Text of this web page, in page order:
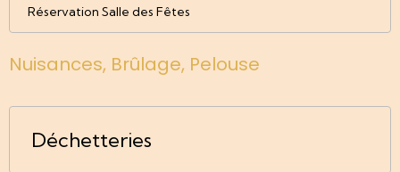
Réservation Salle des Fêtes
Nuisances, Brûlage, Pelouse
Déchetteries